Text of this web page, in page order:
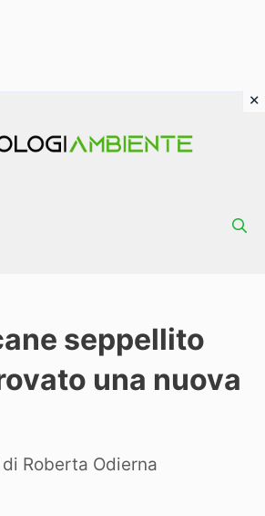
seppellito
una nuova
di Roberta Odierna